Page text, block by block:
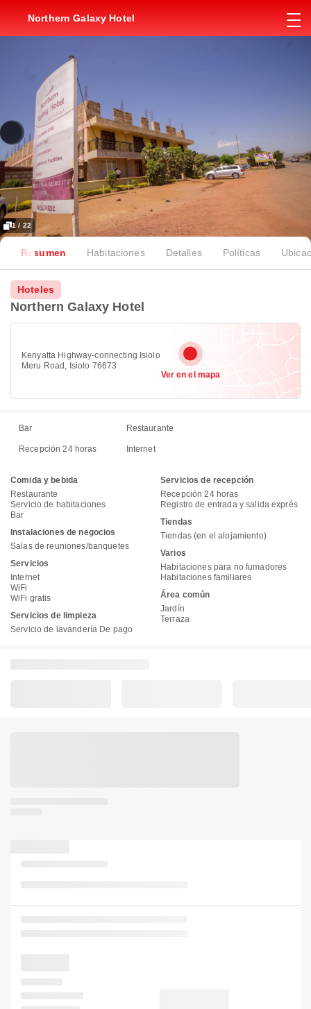
Northern Galaxy Hotel
1 / 22
Resumen Habitaciones Detalles Políticas
Hoteles
Northern Galaxy Hotel
Kenyatta Highway-connecting Isiolo
Meru Road, Isiolo 76673
Ver en el mapa
Bar Restaurante
Recepción 24 horas Internet
Comida y bebida
Restaurante
Servicio de habitaciones
Bar
Instalaciones de negocios
Salas de reuniones/banquetes
Servicios
Internet
WiFi
WiFi gratis
Servicios de limpieza
Servicio de lavandería De pago
Servicios de recepción
Recepción 24 horas
Registro de entrada y salida exprés
Tiendas
Tiendas (en el alojamiento)
Varios
Habitaciones para no fumadores
Habitaciones familiares
Área común
Jardín
Terraza